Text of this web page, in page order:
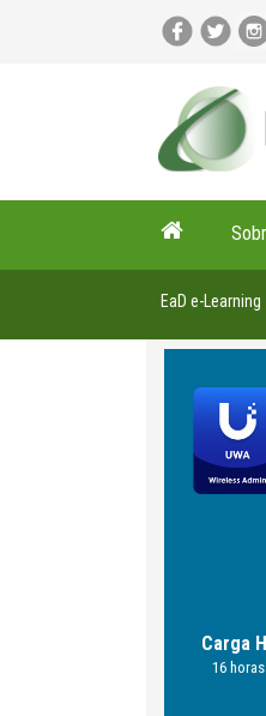
EaD e-Learning
Carga
16